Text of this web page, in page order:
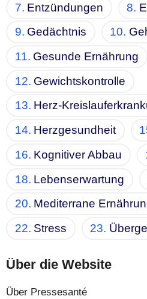
Entzündungen
Gedächtnis
Gesunde Ernährung
Gewichtskontrolle
Herz-
Herzgesundheit
Kognitiver Abbau
Lebenserwartung
Mediterrane
Stress
Über die Website
Über Pressesanté